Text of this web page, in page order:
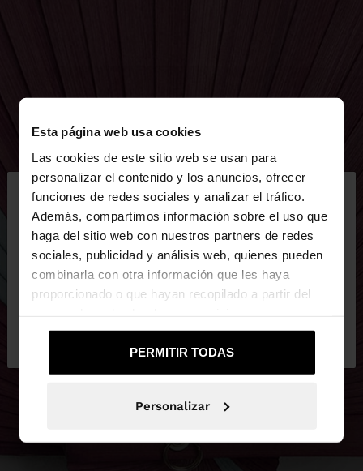
Esta página web usa cookies
Las cookies de este sitio web se usan para
personalizar el contenido y los anuncios, ofrecer
funciones de redes sociales y analizar el tráfico.
Además, compartimos información sobre el uso que
haga del sitio web con nuestros partners de redes
sociales, publicidad y análisis web, quienes pueden
combinarla con otra información que les haya
proporcionado o que hayan recopilado a partir del
PERMITIR TODAS
Personalizar
hola
Estás accediendo a la web de España. ¿Quieres ir a
la web de United States?